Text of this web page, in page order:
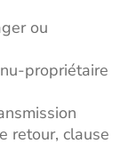
ou
propriétaire
retour, clause